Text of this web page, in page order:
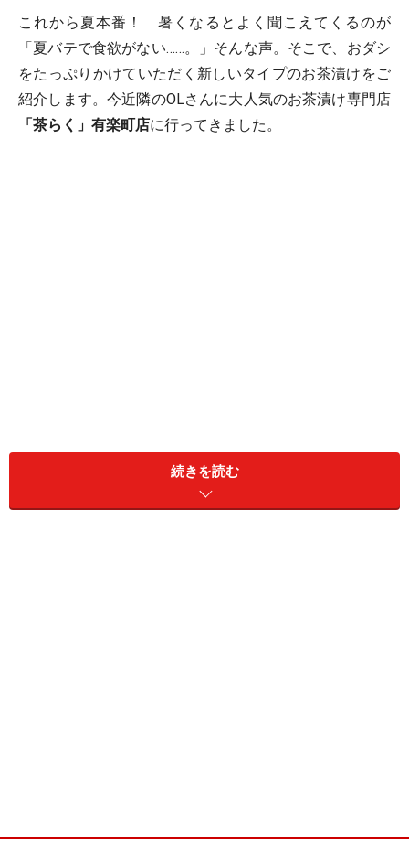
これから夏本番！ 暑くなるとよく聞こえてくるのが
「夏バテで食欲がない……。」そんな声。そこで、おダシ
をたっぷりかけていただく新しいタイプのお茶漬けをご
紹介します。今近隣のOLさんに大人気のお茶漬け専門店
「茶らく」有楽町店に行ってきました。
サッパリかつおダシ？コッテリとんこつダ
続きを読む